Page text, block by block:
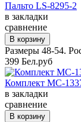
Пальто LS-8295-2
в закладки
сравнение
Размеры 48-54.
399 Бел.руб
Комплект MC-
в закладки
сравнение